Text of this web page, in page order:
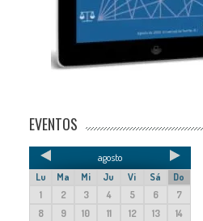
EVENTOS
agosto
Lu Ma Mi Ju Vi Sá
Do
1
2 3 4 5 6
7
8
9 10 11 12 13
14